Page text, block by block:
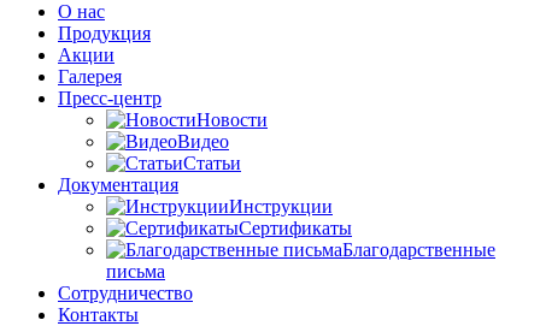
О нас
Продукция
Акции
Галерея
Пресс-центр
Новости
Видео
Статьи
Документация
Инструкции
Сертификаты
Благодарственные
письма
Сотрудничество
Контакты